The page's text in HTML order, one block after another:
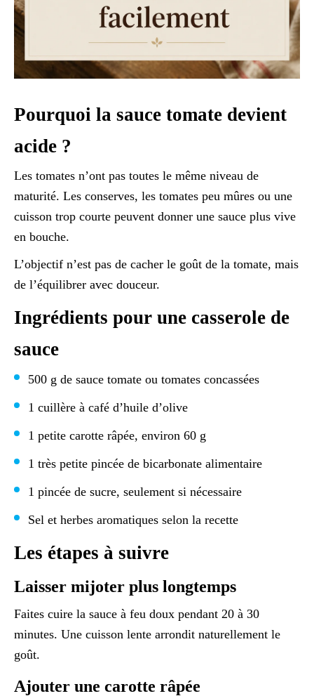
Pourquoi la sauce tomate devient
acide ?
Les tomates n’ont pas toutes le même niveau de
maturité. Les conserves, les tomates peu mûres ou une
cuisson trop courte peuvent donner une sauce plus vive
en bouche.
L’objectif n’est pas de cacher le goût de la tomate, mais
de l’équilibrer avec douceur.
Ingrédients pour une casserole de
sauce
500 g de sauce tomate ou tomates concassées
1 cuillère à café d’huile d’olive
1 petite carotte râpée, environ 60 g
1 très petite pincée de bicarbonate alimentaire
1 pincée de sucre, seulement si nécessaire
Sel et herbes aromatiques selon la recette
Les étapes à suivre
Laisser mijoter plus longtemps
Faites cuire la sauce à feu doux pendant 20 à 30
minutes. Une cuisson lente arrondit naturellement le
goût.
Ajouter une carotte râpée